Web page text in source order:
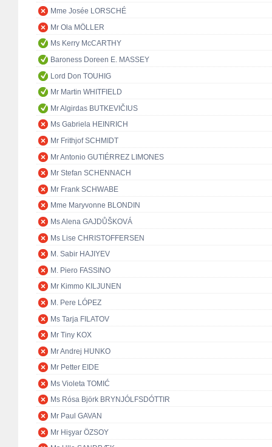
Mme Josée LORSCHÉ
Mr Ola MÖLLER
Ms Kerry McCARTHY
Baroness Doreen E. MASSEY
Lord Don TOUHIG
Mr Martin WHITFIELD
Mr Algirdas BUTKEVIČIUS
Ms Gabriela HEINRICH
Mr Frithjof SCHMIDT
Mr Antonio GUTIÉRREZ LIMONES
Mr Stefan SCHENNACH
Mr Frank SCHWABE
Mme Maryvonne BLONDIN
Ms Alena GAJDŮŠKOVÁ
Ms Lise CHRISTOFFERSEN
M. Sabir HAJIYEV
M. Piero FASSINO
Mr Kimmo KILJUNEN
M. Pere LÓPEZ
Ms Tarja FILATOV
Mr Tiny KOX
Mr Andrej HUNKO
Mr Petter EIDE
Ms Violeta TOMIĆ
Ms Rósa Björk BRYNJÓLFSDÓTTIR
Mr Paul GAVAN
Mr Hişyar ÖZSOY